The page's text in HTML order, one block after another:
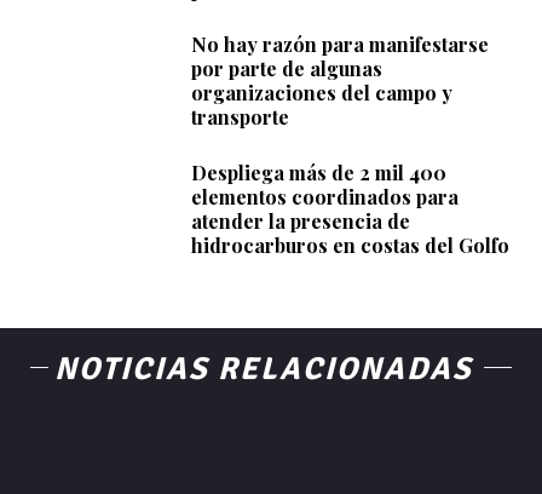
No hay razón para manifestarse
por parte de algunas
organizaciones del campo y
transporte
Despliega más de 2 mil 400
elementos coordinados para
atender la presencia de
hidrocarburos en costas del Golfo
NOTICIAS RELACIONADAS